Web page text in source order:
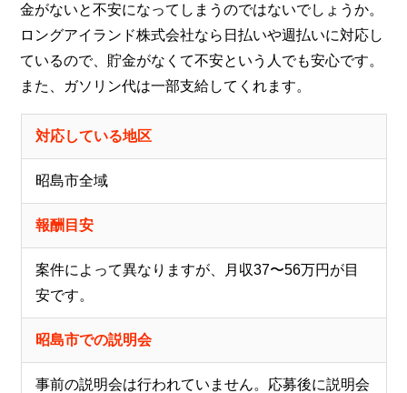
金がないと不安になってしまうのではないでしょうか。
ロングアイランド株式会社なら日払いや週払いに対応し
ているので、貯金がなくて不安という人でも安心です。
また、ガソリン代は一部支給してくれます。
対応している地区
昭島市全域
報酬目安
案件によって異なりますが、月収37〜56万円が目
安です。
昭島市での説明会
事前の説明会は行われていません。応募後に説明会